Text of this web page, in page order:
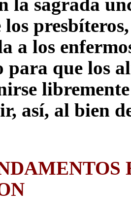
a los
que los
así, al bien